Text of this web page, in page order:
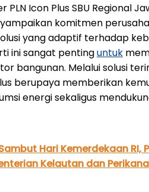
PLN Icon Plus SBU Regional
komitmen
yang adaptif terhadap
ini sangat pentinguntuk
bangunan. Melalui solusi
berupaya memberikan
energi sekaligus
Hari Kemerdekaan RI,
Kelautan dan